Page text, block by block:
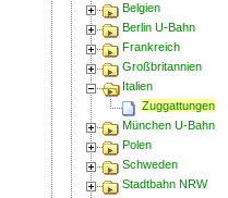
Belgien
Berlin U-Bahn
Frankreich
Großbritannien
Italien
Zuggattungen
München U-Bahn
Polen
Schweden
Stadtbahn NRW